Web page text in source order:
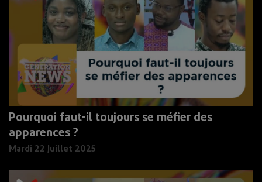
Pourquoi faut-il toujours se méfier des
apparences ?
Mardi 22 Juillet 2025